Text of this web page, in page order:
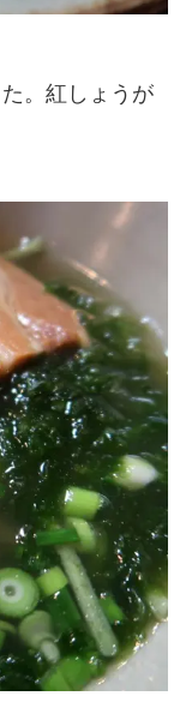
。紅しょうが